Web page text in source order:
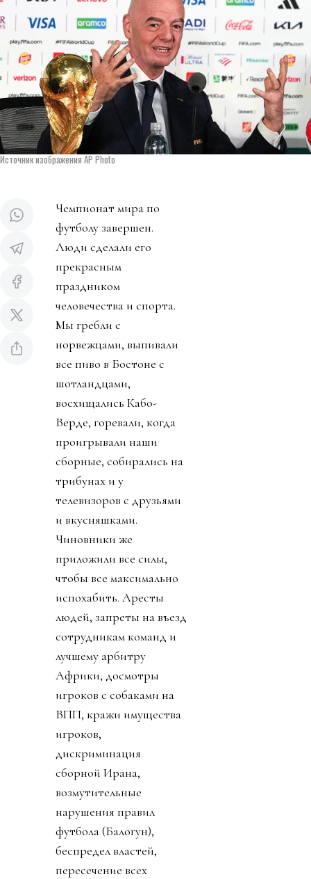
Источник изображения AP Photo
Чемпионат мира по
футболу завершен.
Люди сделали его
прекрасным
праздником
человечества и спорта.
Мы гребли с
норвежцами, выпивали
все пиво в Бостоне с
шотландцами,
восхищались Кабо-
Верде, горевали, когда
проигрывали наши
сборные, собирались на
трибунах и у
телевизоров с друзьями
и вкусняшками.
Чиновники же
приложили все силы,
чтобы все максимально
испохабить. Аресты
людей, запреты на въезд
сотрудникам команд и
лучшему арбитру
Африки, досмотры
игроков с собаками на
ВПП, кражи имущества
игроков,
дискриминация
сборной Ирана,
возмутительные
нарушения правил
футбола (Балогун),
беспредел властей,
пересечение всех